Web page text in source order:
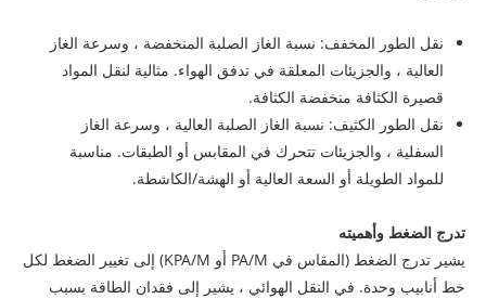
نقل الطور المخفف: نسبة الغاز الصلبة المنخفضة ، وسرعة الغاز
العالية ، والجزيئات المعلقة في تدفق الهواء. مثالية لنقل المواد
قصيرة الكثافة منخفضة الكثافة.
نقل الطور الكثيف: نسبة الغاز الصلبة العالية ، وسرعة الغاز
السفلية ، والجزيئات تتحرك في المقابس أو الطبقات. مناسبة
للمواد الطويلة أو السعة العالية أو الهشة/الكاشطة.
تدرج الضغط وأهميته
يشير تدرج الضغط (المقاس في PA/M أو KPA/M) إلى تغيير الضغط لكل
خط أنابيب وحدة. في النقل الهوائي ، يشير إلى فقدان الطاقة بسبب